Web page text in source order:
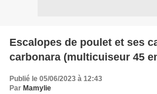
Escalopes de poulet et ses
carbonara (multicuiseur 45
Publié le 05/06/2023 à 12:43
Par Mamylie